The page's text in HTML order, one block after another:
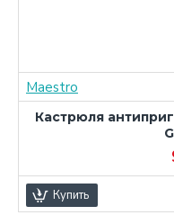
Maestro
Кастрюля
Купить